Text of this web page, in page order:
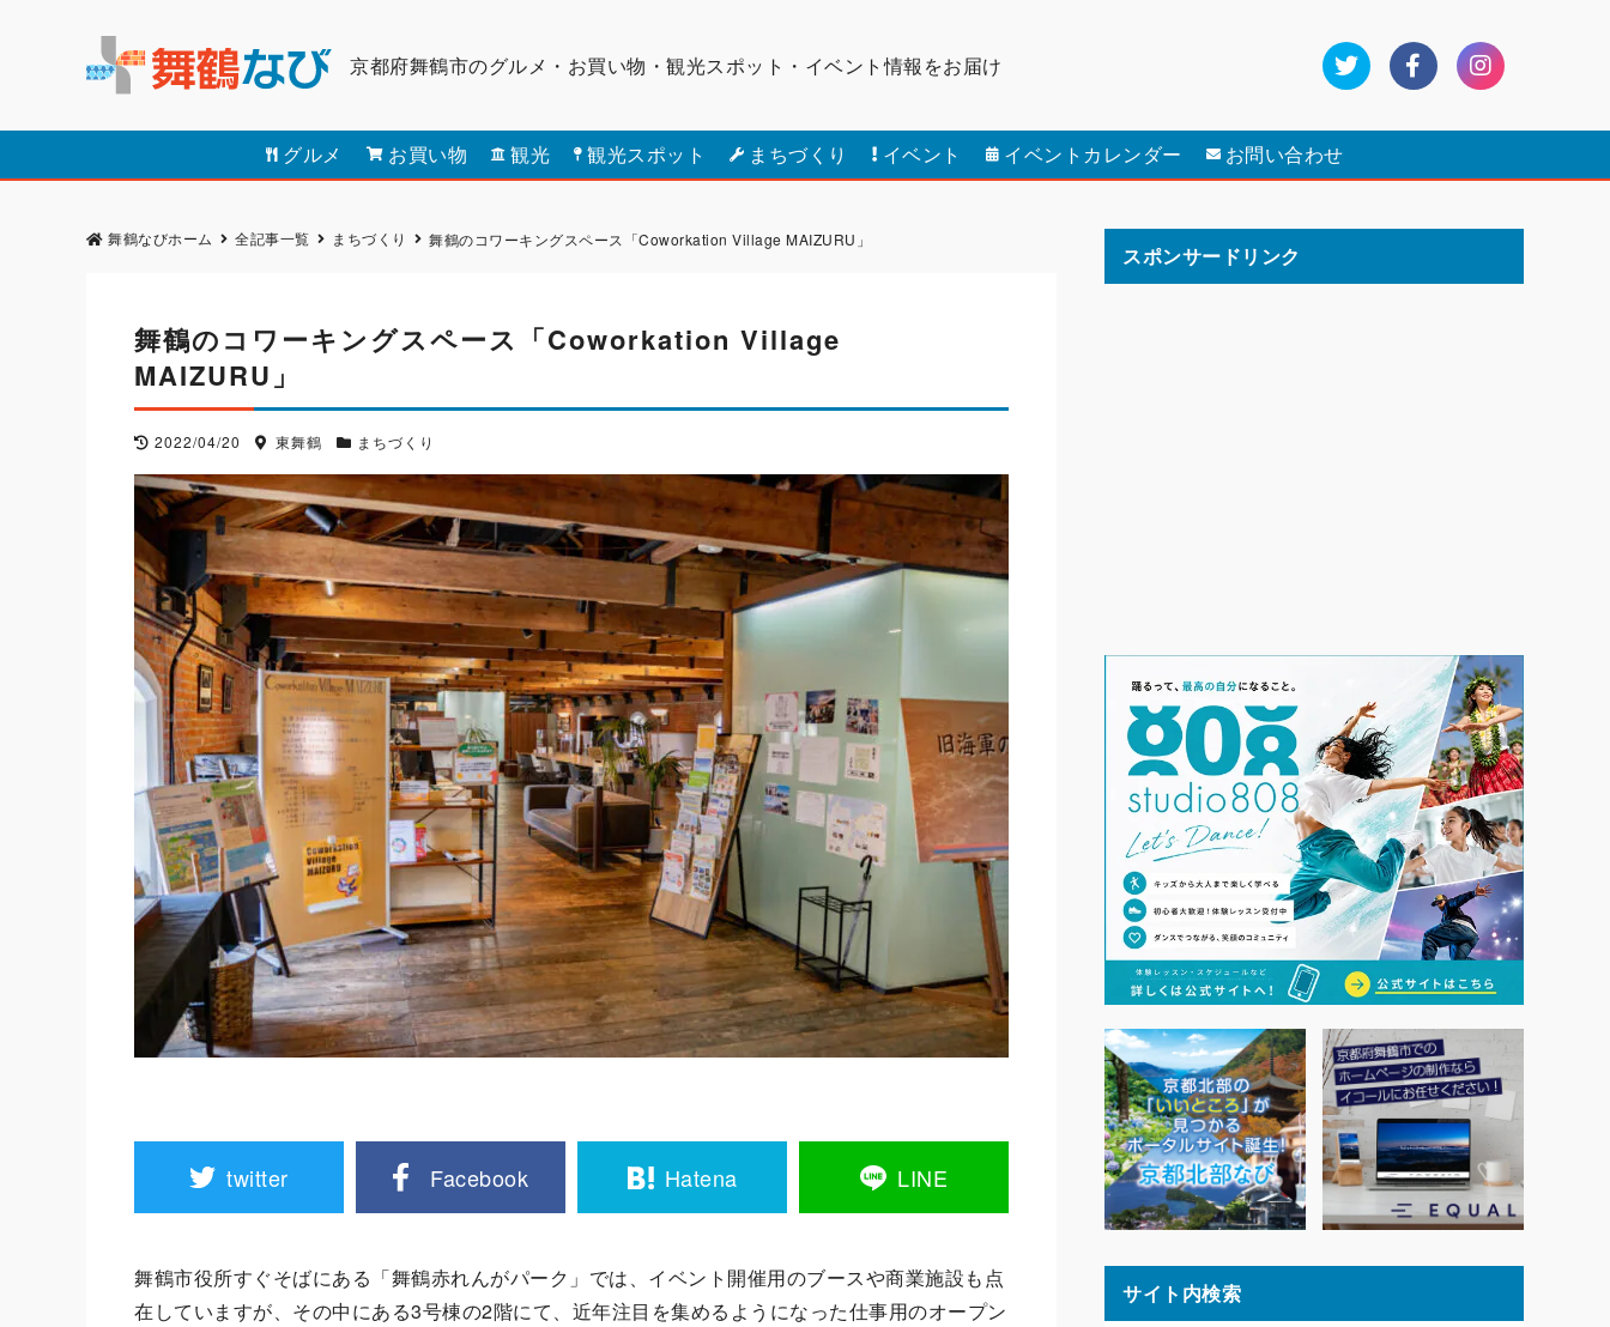
京都府舞鶴市のグルメ・お買い物・観光スポット・ イベント情報をお届け
グルメ お買い物 観光 観光スポット まちづくり イベント イベントカレンダー お問い合わせ
舞鶴なびホーム 全記事一覧 まちづくり 舞鶴のコワーキングスペース「Coworkation Village ​MAIZURU」
舞鶴のコワーキングスペース「Coworkation Village ​
MAIZURU」
2022/04/20 東舞鶴 まちづくり
twitter Facebook Hatena LINE
舞鶴市役所すぐそばにある「舞鶴赤れんがパーク」では、イベント開催用のブースや商業施設も点
在していますが、その中にある3号棟の2階にて、近年注目を集めるようになった仕事用のオープン
スポンサードリンク
サイト内検索